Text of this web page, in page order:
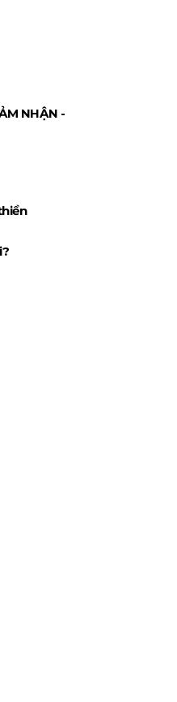
NHẬN -